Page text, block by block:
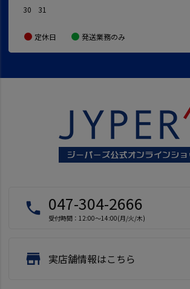
30
31
定休日 発送業務のみ
local_phone 047-304-2666
受付時間：12:00～14:00(月/火/木)
store 実店舗情報はこちら